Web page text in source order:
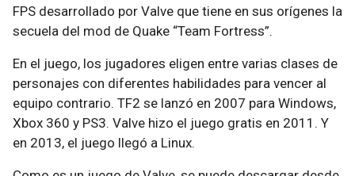
FPS desarrollado por Valve que tiene en sus orígenes la
secuela del mod de Quake “Team Fortress”.
En el juego, los jugadores eligen entre varias clases de
personajes con diferentes habilidades para vencer al
equipo contrario. TF2 se lanzó en 2007 para Windows,
Xbox 360 y PS3. Valve hizo el juego gratis en 2011. Y
en 2013, el juego llegó a Linux.